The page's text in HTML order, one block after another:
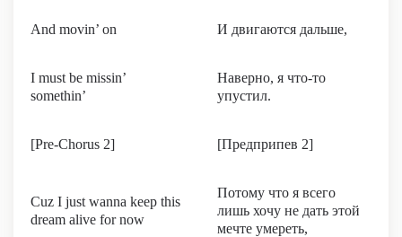
And movin’ on И двигаются дальше,
I must be missin’
somethin’
Наверно, я что-то
упустил.
[Pre-Chorus 2] [Предприпев 2]
Cuz I just wanna keep this
dream alive for now
Потому что я всего
лишь хочу не дать этой
мечте умереть,